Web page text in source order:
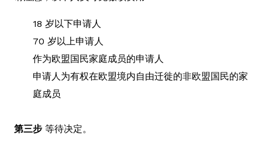
18 岁以下申请人
70 岁以上申请人
作为欧盟国民家庭成员的申请人
申请人为有权在欧盟境内自由迁徙的非欧盟国民的家
庭成员
第三步 等待决定。